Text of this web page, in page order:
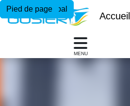
Menu principal
Contenu principal
Pied de page
Accueil
MENU